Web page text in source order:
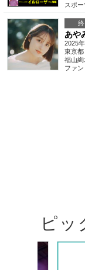
スポー
あや
2025
東京都
福山絢
ファ
ピッ